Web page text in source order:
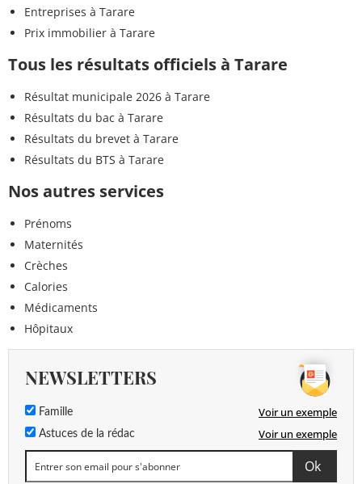
Entreprises à Tarare
Prix immobilier à Tarare
Tous les résultats officiels à Tarare
Résultat municipale 2026 à Tarare
Résultats du bac à Tarare
Résultats du brevet à Tarare
Résultats du BTS à Tarare
Nos autres services
Prénoms
Maternités
Crèches
Calories
Médicaments
Hôpitaux
NEWSLETTERS
Famille Voir un exemple
Astuces de la rédac Voir un exemple